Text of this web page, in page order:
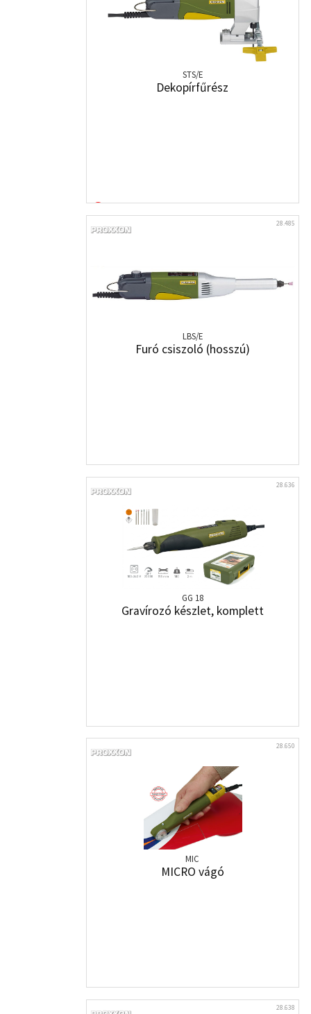
STS/E
Dekopírfűrész
28.485
LBS/E
Furó csiszoló (hosszú)
28.636
GG 18
Gravírozó készlet, komplett
28.650
MIC
MICRO vágó
28.638